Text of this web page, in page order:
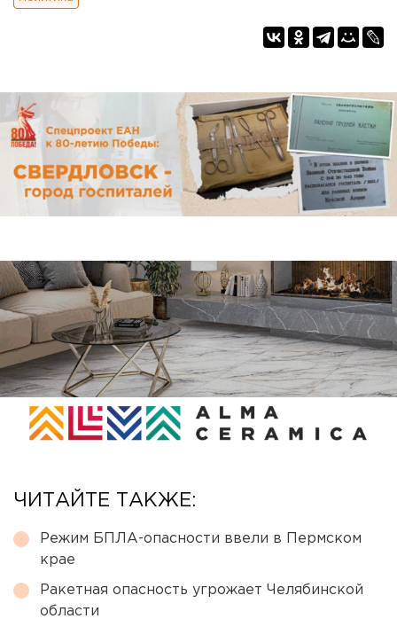
ЧИТАЙТЕ ТАКЖЕ:
Режим БПЛА-опасности ввели в Пермском
крае
Ракетная опасность угрожает Челябинской
области